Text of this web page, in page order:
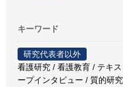
キーワード
研究代表者以外
看護研究 / 看護教育 / テキ
ープインタビュー / 質的研